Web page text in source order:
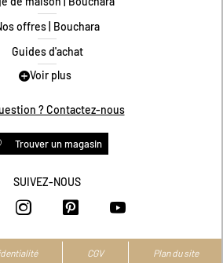
offres | Bouchara
Guides d'achat
Guide des tailles
de fidélité
Conditions des offres
Livraison et retours
numérique
Voir plus
? Contactez-nous
Trouver un magasin
SUIVEZ-NOUS
www.facebook.com/
https://https://
CGV Plan du site